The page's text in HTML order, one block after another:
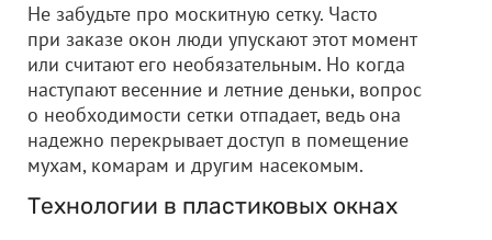
Не забудьте про москитную сетку. Часто
при заказе окон люди упускают этот момент
или считают его необязательным. Но когда
наступают весенние и летние деньки, вопрос
о необходимости сетки отпадает, ведь она
надежно перекрывает доступ в помещение
мухам, комарам и другим насекомым.
Технологии в пластиковых окнах